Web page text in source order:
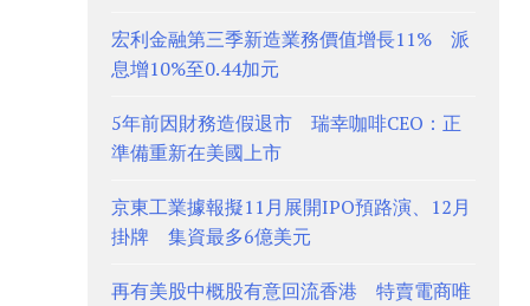
宏利金融第三季新造業務價值增長11% 派
息增10%至0.44加元
5年前因財務造假退市 瑞幸咖啡CEO：正
準備重新在美國上市
京東工業據報擬11月展開IPO預路演、12月
掛牌 集資最多6億美元
再有美股中概股有意回流香港 特賣電商唯